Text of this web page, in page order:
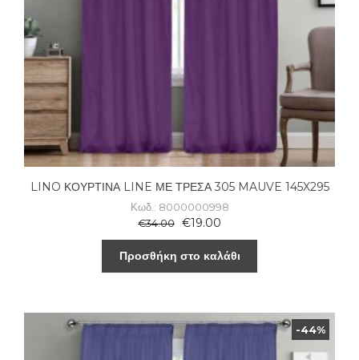
LINO ΚΟΥΡΤΙΝΑ LINE ΜΕ ΤΡΕΣΑ 305 MAUVE 145X295
Κωδ.: 8000000998
€34.00 €19.00
Προσθήκη στο καλάθι
-44%